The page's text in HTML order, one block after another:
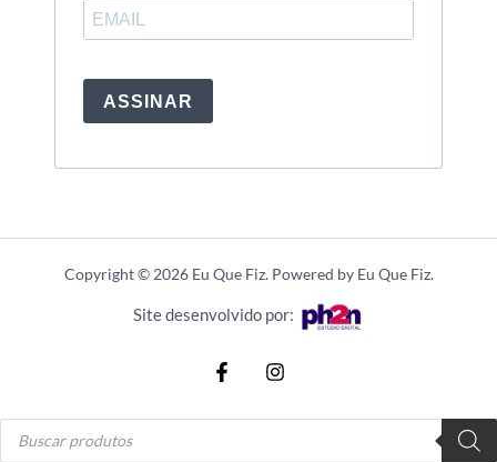
ASSINAR
Copyright © 2026 Eu Que Fiz. Powered by Eu Que Fiz.
Site desenvolvido por:
Pesquisar
produtos